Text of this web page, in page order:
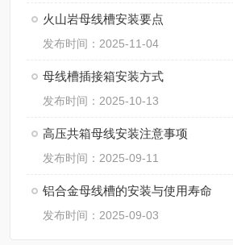
火山岩母线槽安装要点
发布时间：2025-11-04
母线槽插接箱安装方式
发布时间：2025-10-13
高压共箱母线安装注意事项
发布时间：2025-09-11
铝合金母线槽的安装与使用寿命
发布时间：2025-09-03